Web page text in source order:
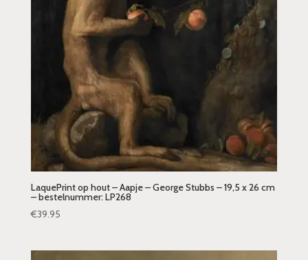
LaquePrint op hout – Aapje – George Stubbs – 19,5 x 26 cm
– bestelnummer: LP268
€39.95